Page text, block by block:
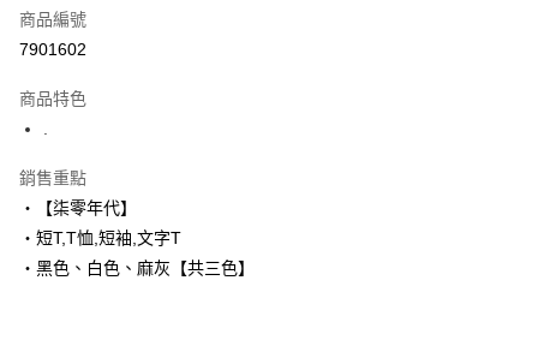
超商取貨付款
街口支付
悠遊付
Google Pay
商品編號
7901602
商品特色
銷售重點
‧【柒零年代】
‧短T,T恤,短袖,文字T
‧黑色、白色、麻灰【共三色】